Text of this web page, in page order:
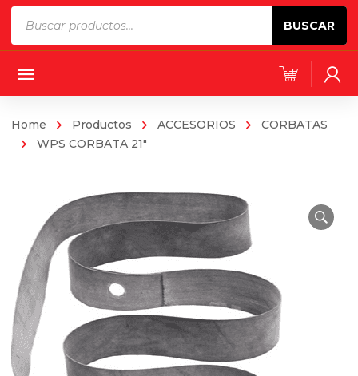
BUSCAR
Home Productos ACCESORIOS
CORBATAS
WPS CORBATA 21″